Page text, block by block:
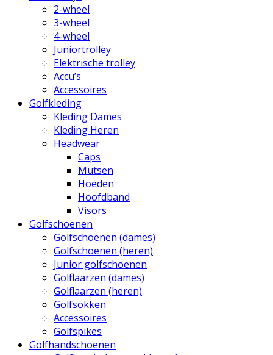
2-wheel
3-wheel
4-wheel
Juniortrolley
Elektrische trolley
Accu’s
Accessoires
Golfkleding
Kleding Dames
Kleding Heren
Headwear
Caps
Mutsen
Hoeden
Hoofdband
Visors
Golfschoenen
Golfschoenen (dames)
Golfschoenen (heren)
Junior golfschoenen
Golflaarzen (dames)
Golflaarzen (heren)
Golfsokken
Accessoires
Golfspikes
Golfhandschoenen